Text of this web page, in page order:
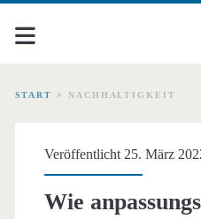
START > NACHHALTIGKEIT
Schlagwort:
Veröffentlicht 25. März
Wie